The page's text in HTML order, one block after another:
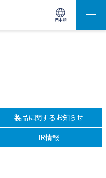
日本語
サイト内検索(Enterで実行)
製品に関するお知らせ
IR情報